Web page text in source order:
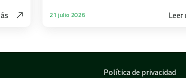
21 julio 2026 Leer
Política de privacidad